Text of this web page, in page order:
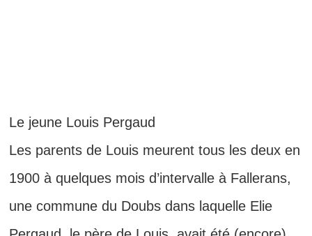
Le jeune Louis Pergaud
Les parents de Louis meurent tous les deux en
1900 à quelques mois d’intervalle à Fallerans,
une commune du Doubs dans laquelle Elie